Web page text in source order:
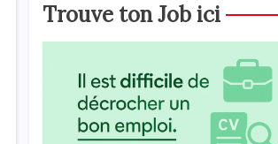
Trouve ton Job ici